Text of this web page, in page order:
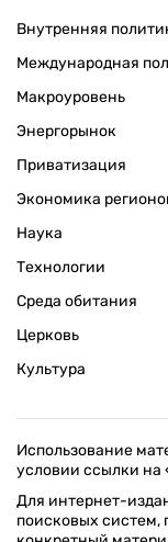
Внутренняя
Международная
Макроуровень
Энергорынок
Приватизация
Экономика
Наука
Технологии
Среда обитания
Церковь
Культура
Использование
условии ссылки на
Для интернет-
поисковых систем,